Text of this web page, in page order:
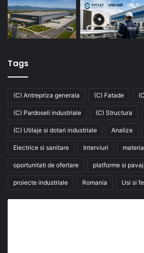
Tags
(C) Antrepriza generala (C) Fatade
(C) Pardoseli industriale (C) Structura
(C) Utilaje si dotari industriale Analize
Electrice si sanitare Interviuri
oportunitati de ofertare platforme si
proiecte industriale Romania Usi si